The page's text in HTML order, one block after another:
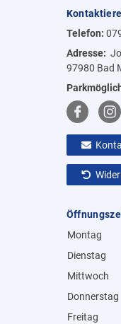
Telefon:
Adresse:
97980 Bad
Montag
Dienstag
Mittwoch
Donnerstag
Freitag